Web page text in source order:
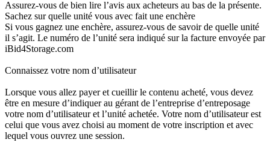
Assurez-vous de bien lire l’avis aux acheteurs au bas de la présente.
Sachez sur quelle unité vous avec fait une enchère
Si vous gagnez une enchère, assurez-vous de savoir de quelle unité
il s’agit. Le numéro de l’unité sera indiqué sur la facture envoyée par
iBid4Storage.com
Connaissez votre nom d’utilisateur
Lorsque vous allez payer et cueillir le contenu acheté, vous devez
être en mesure d’indiquer au gérant de l’entreprise d’entreposage
votre nom d’utilisateur et l’unité achetée. Votre nom d’utilisateur est
celui que vous avez choisi au moment de votre inscription et avec
lequel vous ouvrez une session.